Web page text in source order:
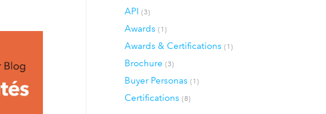
API(3)
Awards(1)
Awards & Certifications(1)
Brochure(3)
Buyer Personas(1)
Certifications(8)